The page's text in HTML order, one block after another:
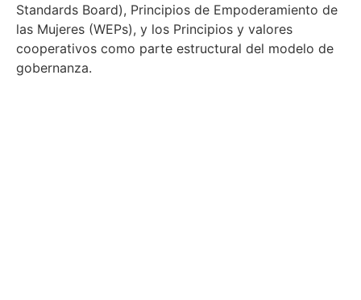
Standards Board), Principios de Empoderamiento de
las Mujeres (WEPs), y los Principios y valores
cooperativos como parte estructural del modelo de
gobernanza.